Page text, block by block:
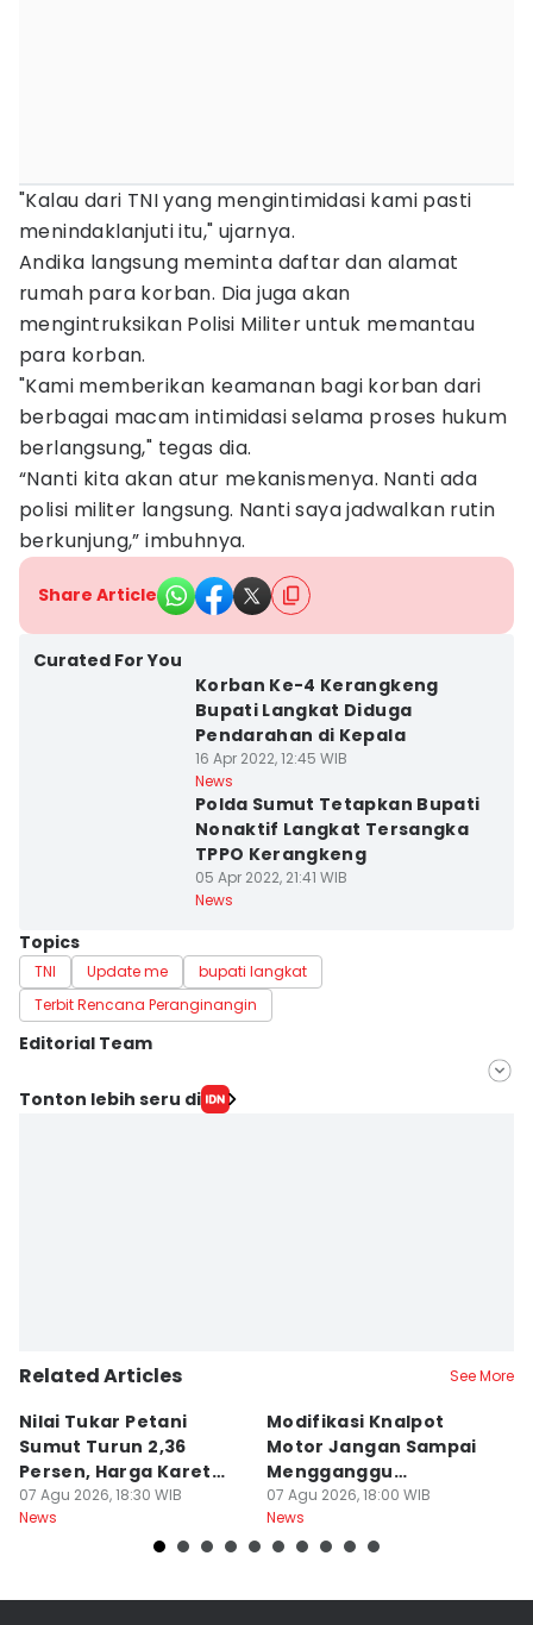
"Kalau dari TNI yang mengintimidasi kami pasti
menindaklanjuti itu," ujarnya.
Andika langsung meminta daftar dan alamat
rumah para korban. Dia juga akan
mengintruksikan Polisi Militer untuk memantau
para korban.
"Kami memberikan keamanan bagi korban dari
berbagai macam intimidasi selama proses hukum
berlangsung," tegas dia.
“Nanti kita akan atur mekanismenya. Nanti ada
polisi militer langsung. Nanti saya jadwalkan rutin
berkunjung,” imbuhnya.
Share Article
Curated For You
Korban Ke-4 Kerangkeng
Bupati Langkat Diduga
Pendarahan di Kepala
16 Apr 2022, 12:45 WIB
News
Polda Sumut Tetapkan Bupati
Nonaktif Langkat Tersangka
TPPO Kerangkeng
05 Apr 2022, 21:41 WIB
News
Topics
TNI Update me
bupati langkat
Terbit Rencana Peranginangin
Editorial Team
Editor
Tonton lebih seru di
Related Articles See More
Nilai Tukar Petani
Sumut Turun 2,36
Persen, Harga Karet
Jadi Pemicu Utama
07 Agu 2026, 18:30 WIB
News
Modifikasi Knalpot
Motor Jangan Sampai
Mengganggu
Pengendara Lain
07 Agu 2026, 18:00 WIB
News